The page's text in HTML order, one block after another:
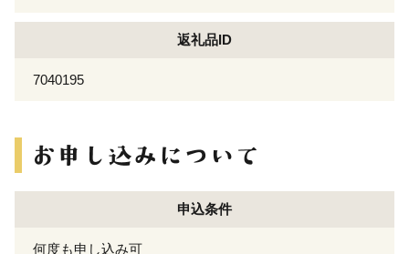
返礼品ID
7040195
申込条件
何度も申し込み可